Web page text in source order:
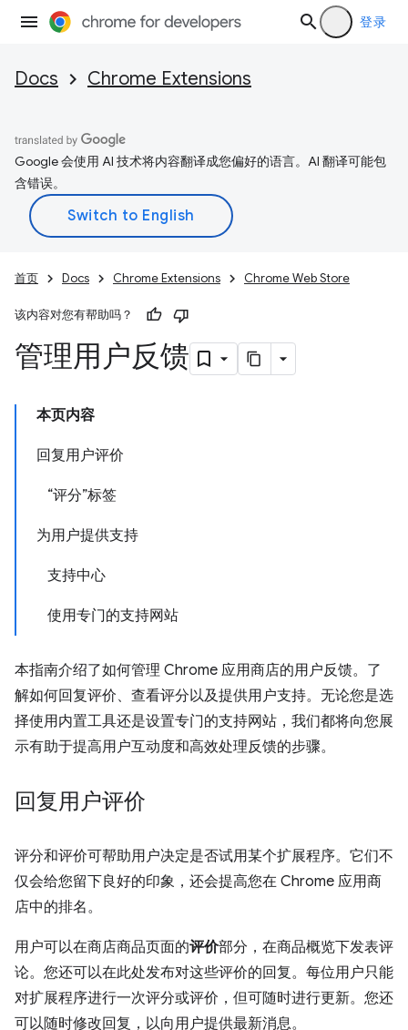
登录
Docs Chrome Extensions
Google 会使用 AI 技术将内容翻译成您偏好的语言。AI 翻译可能包
含错误。
首页 Docs Chrome Extensions Chrome Web Store
该内容对您有帮助吗？
管理用户反馈
本页内容
回复用户评价
“评分”标签
为用户提供支持
支持中心
使用专门的支持网站
本指南介绍了如何管理 Chrome 应用商店的用户反馈。了
解如何回复评价、查看评分以及提供用户支持。无论您是选
择使用内置工具还是设置专门的支持网站，我们都将向您展
示有助于提高用户互动度和高效处理反馈的步骤。
回复用户评价
评分和评价可帮助用户决定是否试用某个扩展程序。它们不
仅会给您留下良好的印象，还会提高您在 Chrome 应用商
店中的排名。
用户可以在商店商品页面的评价部分，在商品概览下发表评
论。您还可以在此处发布对这些评价的回复。每位用户只能
对扩展程序进行一次评分或评价，但可随时进行更新。您还
可以随时修改回复，以向用户提供最新消息。